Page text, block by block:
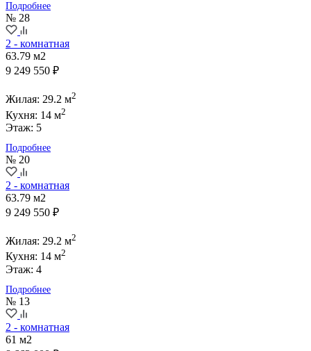
Подробнее
№ 28
2 - комнатная
63.79 м2
9 249 550 ₽
Жилая: 29.2 м2
Кухня: 14 м2
Этаж: 5
Подробнее
№ 20
2 - комнатная
63.79 м2
9 249 550 ₽
Жилая: 29.2 м2
Кухня: 14 м2
Этаж: 4
Подробнее
№ 13
2 - комнатная
61 м2